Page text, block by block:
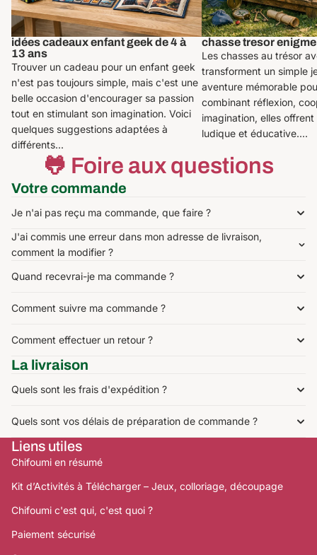
idées cadeaux enfant geek de 4 à
13 ans
Trouver un cadeau pour un enfant geek
n'est pas toujours simple, mais c'est une
belle occasion d'encourager sa passion
tout en stimulant son imagination. Voici
quelques suggestions adaptées à
différents...
chasse tresor enigme
Les chasses au trésor
transforment un simple
aventure mémorable
combinant réflexion,
imagination, elles
ludique et éducative....
🐸 Foire aux questions
Votre commande
Je n'ai pas reçu ma commande, que faire ?
J'ai commis une erreur dans mon adresse de livraison,
comment la modifier ?
Quand recevrai-je ma commande ?
Comment suivre ma commande ?
Comment effectuer un retour ?
La livraison
Quels sont les frais d'expédition ?
Quels sont vos délais de préparation de commande ?
Liens utiles
Chifoumi en résumé
Kit d’Activités à Télécharger – Jeux, colloriage, découpage
Chifoumi c'est qui, c'est quoi ?
Paiement sécurisé